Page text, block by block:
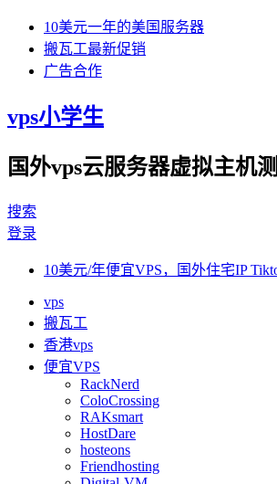
10美元一年的美国服务器
搬瓦工最新促销
广告合作
vps小学生
国外vps云服务器虚拟主机
搜索
登录
10美元/年便宜VPS，国外住宅IP
vps
搬瓦工
香港vps
便宜VPS
RackNerd
ColoCrossing
RAKsmart
HostDare
hosteons
Friendhosting